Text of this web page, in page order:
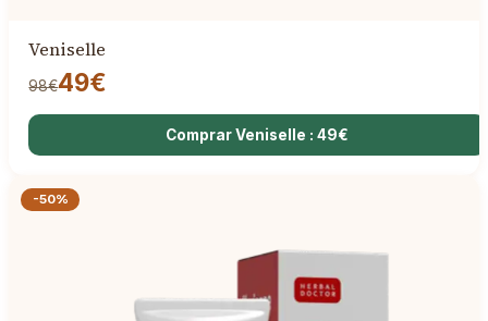
Veniselle
98€49€
Comprar Veniselle : 49€
-50%